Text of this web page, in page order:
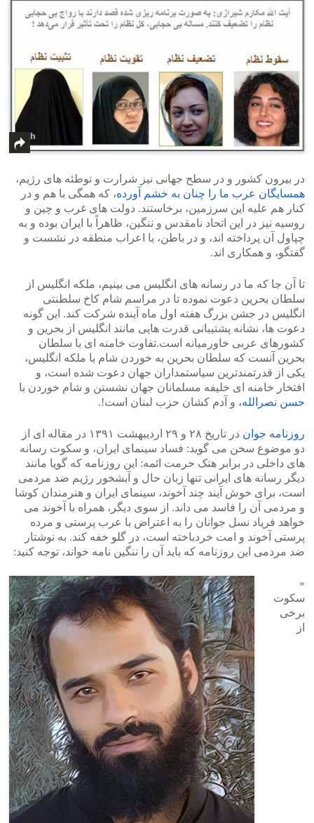
در بیرون کشور و در سطح جهانی نیز شرارت و توطئه های رژیم،
همسایگان عرب ما را چنان به خشم آورده، که همگی با هم و در
کنار هم علیه این سرزمین، برخاستند. دولت های غرب و چین و
روسیه نیز در این اتحاد نامقدس و ننگین، ظاهراً با ایران بوده و به
چپاول آن پرداخته اند، و در باطن، با اعراب منطقه در نشست و
گفتگو، و همکاری اند.
تا آن جا که ما در رسانه های انگلیس می بینیم، ملکه انگلیس از
سلطان بحرین دعوت نموده تا در مراسم شام کاخ سلطنتی
انگلیس در جشن بزرگ هفته اول ماه آینده شرکت کند. این گونه
دعوت ها، نشانه پشتیبانی قدرت هایی مانند انگلیس از بحرین و
کشورهای عربی خاورمیانه است.تفاوت خامنه ای با سلطان
بحرین آنست که سلطان بحرین به خوردن شام با ملکه انگلیس،
یکی از قدرتمندترین سیاستمداران جهان دعوت شده است، و
افتخار خامنه ای خلیفه مسلمانان جهان نشستن و شام خوردن با
حسن نصرالله، و آدم کشان حزب لبنان است!.
روزنامه جوان
در تاریخ ۲۸ و ۲۹ اردیبهشت ۱۳۹۱ در مقاله ای از
دو موضوع سخن می گوید: فساد سینمای ایران، و سکوت رسانه
های داخلی در برابر هتک حرمت ائمه: این روزنامه که گویا مانند
دیگر رسانه های ایرانی تنها زبان حال و آبشخور رژیم ضد مردمی
است، برای خوش آیند چند آخوند، سینمای ایران و هنرمندان کوشا
و مردمی آن را فاسد می داند. از سوی دیگر، همراه با آخوند می
خواهد فریاد نسل جوانان را به اعتراض با عرب پرستی و مرده
پرستی آخوند و امت خردباخته است، در گلو خفه کند. به نوشتار
ضد مردمی این روزنامه که باید آن را ننگین نامه خواند، توجه کنید:
«
سکوت
برخی
از